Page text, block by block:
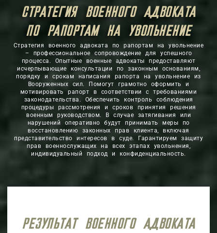
АДВОКАТА
ПО РАПОРТАМ НА
Стратегия военного адвоката по рапортам на увольнение
– профессиональное сопровождение для успешного
процесса. Опытные военные адвокаты предоставляют
исчерпывающие консультации по законным основаниям,
порядку и срокам написания рапорта на увольнение из
Вооруженных сил. Помогут грамотно оформить и
мотивировать рапорт в соответствии с требованиями
законодательства. Обеспечить контроль соблюдения
процедуры рассмотрения и сроков принятия решения
военным руководством. В случае затягивания или
нарушений оперативно будут принимать меры по
восстановлению законных прав клиента, включая
представительство интересов в суде. Гарантируем защиту
прав военнослужащих на всех этапах увольнения,
индивидуальный подход и конфиденциальность.
РЕЗУЛЬТАТ ВОЕННОГО АДВОКАТА